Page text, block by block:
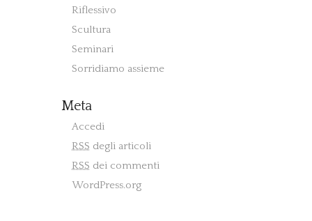
Riflessivo
Scultura
Seminari
Sorridiamo assieme
Meta
Accedi
RSS degli articoli
RSS dei commenti
WordPress.org